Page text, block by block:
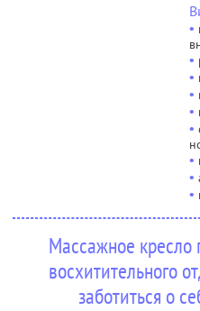
•
•
•
•
•
•
•
•
•
Массажное
восхитительного
заботиться о